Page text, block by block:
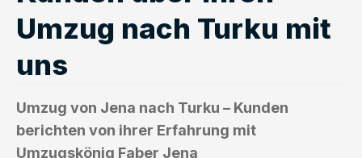
Umzug nach Turku mit
uns
Umzug von Jena nach Turku – Kunden
berichten von ihrer Erfahrung mit
Umzugskönig Faber Jena